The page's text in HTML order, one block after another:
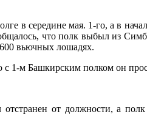
в середине мая. 1-го, а в
что полк выбыл из
вьючных лошадях.
1-м Башкирским полком он
от должности, а